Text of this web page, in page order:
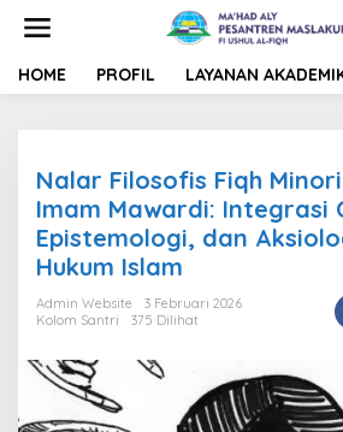
t
HOME PROFIL LAYANAN
Nalar Filosofis Fiqh
Imam Mawardi: Integrasi
Epistemologi, dan
Hukum Islam
Admin Website
3 Februari 2026
Kolom Santri
375 Dilihat